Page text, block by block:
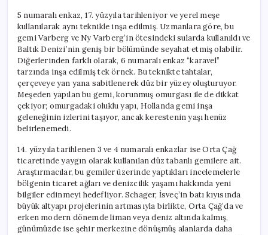
5 numaralı enkaz, 17. yüzyıla tarihleniyor ve yerel meşe
kullanılarak aynı teknikle inşa edilmiş. Uzmanlara göre, bu
gemi Varberg ve Ny Varberg’in ötesindeki sularda kullanıldı ve
Baltık Denizi’nin geniş bir bölümünde seyahat etmiş olabilir.
Diğerlerinden farklı olarak, 6 numaralı enkaz “karavel”
tarzında inşa edilmiş tek örnek. Bu teknikte tahtalar,
çerçeveye yan yana sabitlenerek düz bir yüzey oluşturuyor.
Meşeden yapılan bu gemi, korunmuş omurgası ile de dikkat
çekiyor; omurgadaki oluklu yapı, Hollanda gemi inşa
geleneğinin izlerini taşıyor, ancak kerestenin yaşı henüz
belirlenemedi.
14. yüzyıla tarihlenen 3 ve 4 numaralı enkazlar ise Orta Çağ
ticaretinde yaygın olarak kullanılan düz tabanlı gemilere ait.
Araştırmacılar, bu gemiler üzerinde yaptıkları incelemelerle
bölgenin ticaret ağları ve denizcilik yaşamı hakkında yeni
bilgiler edinmeyi hedefliyor. Schager, İsveç’in batı kıyısında
büyük altyapı projelerinin artmasıyla birlikte, Orta Çağ’da ve
erken modern dönemde liman veya deniz altında kalmış,
günümüzde ise şehir merkezine dönüşmüş alanlarda daha